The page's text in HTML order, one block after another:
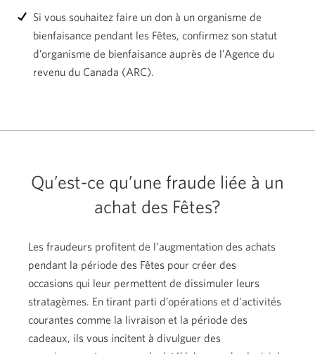
Si vous souhaitez faire un don à un organisme de
bienfaisance pendant les Fêtes, confirmez son statut
d’organisme de bienfaisance auprès de l’Agence du
revenu du Canada (ARC).
Qu’est-ce qu’une fraude liée à un
achat des Fêtes?
Les fraudeurs profitent de l’augmentation des achats
pendant la période des Fêtes pour créer des
occasions qui leur permettent de dissimuler leurs
stratagèmes. En tirant parti d’opérations et d’activités
courantes comme la livraison et la période des
cadeaux, ils vous incitent à divulguer des